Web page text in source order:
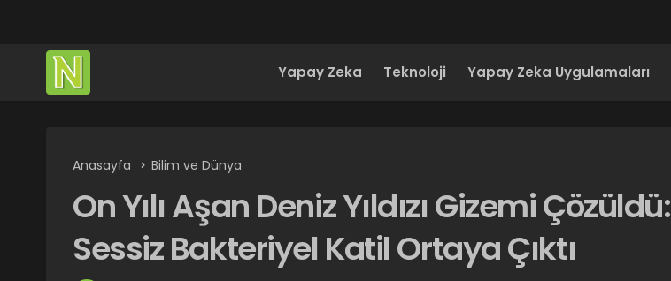
Yapay Zeka Teknoloji Yapay Zeka Uygulamaları
Anasayfa Bilim ve Dünya
On Yılı Aşan Deniz Yıldızı Gizemi Çözüldü:
Sessiz Bakteriyel Katil Ortaya Çıktı